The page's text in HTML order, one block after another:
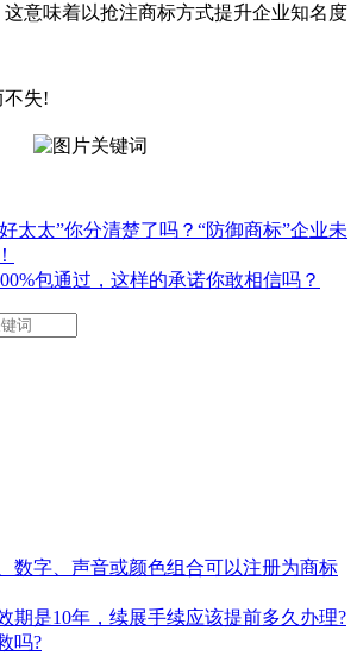
意味着以抢注商标方式提升企业知名度
失!
太太”你分清楚了吗？“防御商标”企业未
包通过，这样的承诺你敢相信吗？
数字、声音或颜色组合可以注册为商标
期是10年，续展手续应该提前多久办理?
吗?